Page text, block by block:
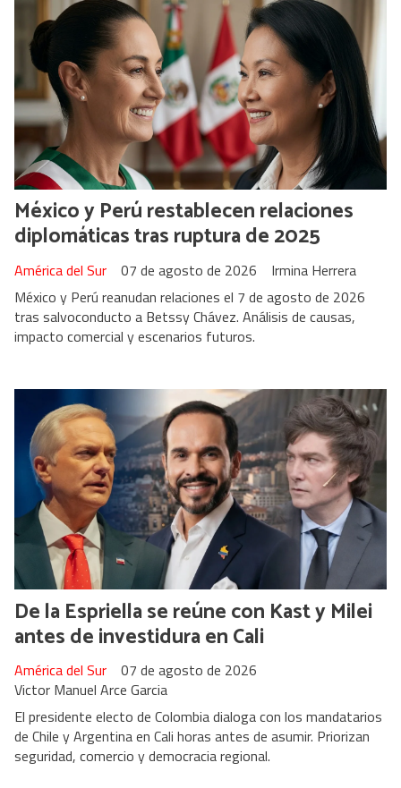
México y Perú restablecen relaciones
diplomáticas tras ruptura de 2025
Irmina Herrera
América del Sur
07 de agosto de 2026
México y Perú reanudan relaciones el 7 de agosto de 2026
tras salvoconducto a Betssy Chávez. Análisis de causas,
impacto comercial y escenarios futuros.
De la Espriella se reúne con Kast y Milei
antes de investidura en Cali
Victor Manuel Arce Garcia
América del Sur 07 de agosto de 2026
El presidente electo de Colombia dialoga con los mandatarios
de Chile y Argentina en Cali horas antes de asumir. Priorizan
seguridad, comercio y democracia regional.